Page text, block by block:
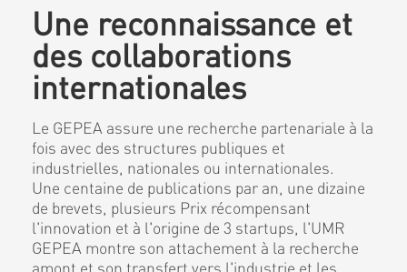
Une reconnaissance et
des collaborations
internationales
Le GEPEA assure une recherche partenariale à la
fois avec des structures publiques et
industrielles, nationales ou internationales.
Une centaine de publications par an, une dizaine
de brevets, plusieurs Prix récompensant
l'innovation et à l'origine de 3 startups, l'UMR
GEPEA montre son attachement à la recherche
amont et son transfert vers l'industrie et les